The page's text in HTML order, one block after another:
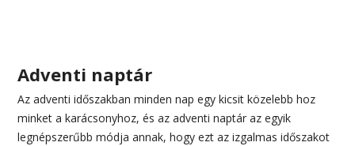
Adventi naptár
Az adventi időszakban minden nap egy kicsit közelebb hoz
minket a karácsonyhoz, és az adventi naptár az egyik
legnépszerűbb módja annak, hogy ezt az izgalmas időszakot